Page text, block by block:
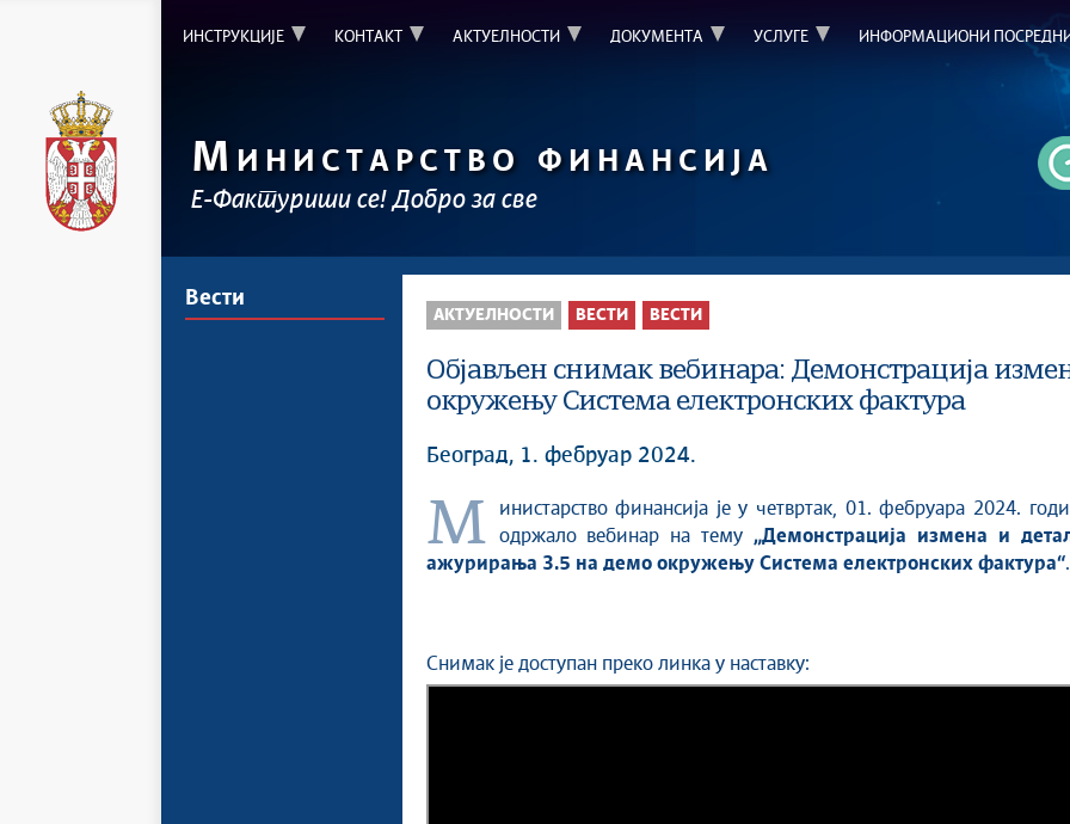
ИНСТРУКЦИЈЕ КОНТАКТ АКТУЕЛНОСТИ ДОКУМЕНТА УСЛУГЕ ИНФОРМАЦИОНИ
М ИНИСТАРСТВО ФИНАНСИЈА
Е-Фактуриши се! Добро за све
Вести
АКТУЕЛНОСТИ ВЕСТИ ВЕСТИ
Објављен снимак вебинара: Демонстрација
окружењу Система електронских фактура
Београд, 1. фебруар 2024.
Министарство финансија је у четвртак, 01. фебруара 2024. године одржало вебинар на тему „Демонстрација измена и
ажурирања 3.5 на демо окружењу Система електронских фактура“.
Снимак је доступан преко линка у наставку: